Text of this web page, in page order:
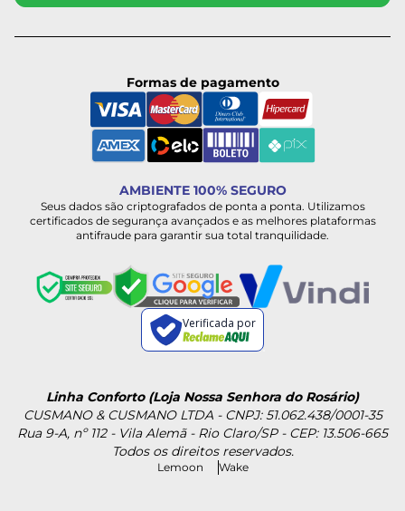
Formas de pagamento
AMBIENTE 100% SEGURO
Seus dados são criptografados de ponta a ponta. Utilizamos
certificados de segurança avançados e as melhores plataformas
antifraude para garantir sua total tranquilidade.
Verificada por
Linha Conforto (Loja Nossa Senhora do Rosário)
CUSMANO & CUSMANO LTDA - CNPJ: 51.062.438/0001-35
Rua 9-A, nº 112 - Vila Alemã - Rio Claro/SP - CEP: 13.506-665
Todos os direitos reservados.
Lemoon Wake